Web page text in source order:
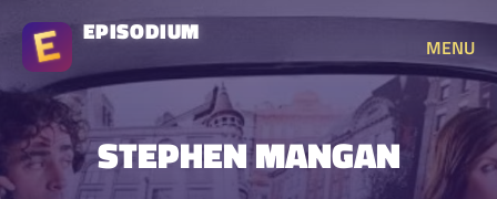
EPISODIUM
MENU
STEPHEN MANGAN